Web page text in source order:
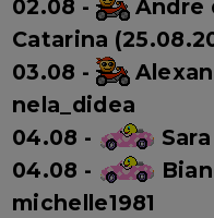
02.08 -
Andre
Catarina
03.08 -
nela_didea
04.08 -
04.08 -
michelle1981